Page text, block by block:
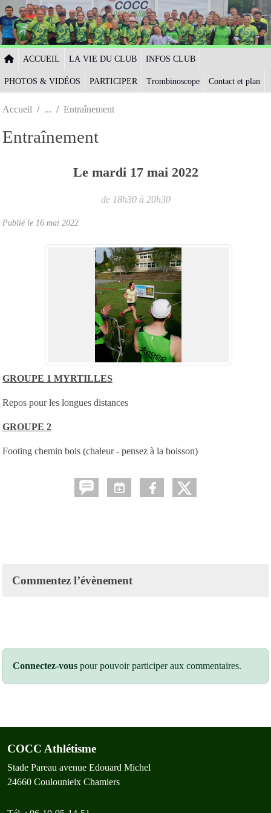
ACCUEIL LA VIE DU CLUB INFOS CLUB
PHOTOS & VIDÉOS PARTICIPER Trombinoscope Contact et plan
Accueil Entraînement
Entraînement
Le mardi 17 mai 2022
de 18h30 à 20h30
Publié le 16 mai 2022
GROUPE 1 MYRTILLES
Repos pour les longues distances
GROUPE 2
Footing chemin bois (chaleur - pensez à la boisson)
Commentez l’évènement
Connectez-vous pour pouvoir participer aux commentaires.
COCC Athlétisme
Stade Pareau avenue Edouard Michel
24660 Coulounieix Chamiers
Panneau de gestion des cookies